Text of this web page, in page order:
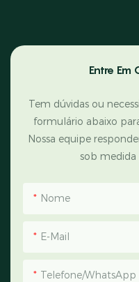
Entre Em
Tem dúvidas ou
formulário abaixo
Nossa equipe
sob medida
Nome
E-Mail
Telefone/WhatsApp